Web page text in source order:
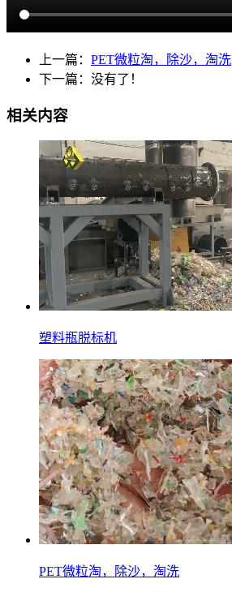
上一篇： PET微粒淘，除沙，淘洗
下一篇：没有了！
相关内容
塑料瓶脱标机
PET微粒淘，除沙，淘洗